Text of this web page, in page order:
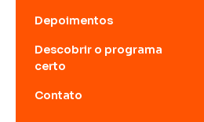
Depoimentos
Descobrir o programa
certo
Contato